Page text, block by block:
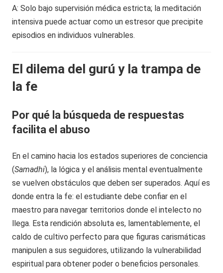
A: Solo bajo supervisión médica estricta; la meditación
intensiva puede actuar como un estresor que precipite
episodios en individuos vulnerables.
El dilema del gurú y la trampa de
la fe
Por qué la búsqueda de respuestas
facilita el abuso
En el camino hacia los estados superiores de conciencia
(Samadhi), la lógica y el análisis mental eventualmente
se vuelven obstáculos que deben ser superados. Aquí es
donde entra la fe: el estudiante debe confiar en el
maestro para navegar territorios donde el intelecto no
llega. Esta rendición absoluta es, lamentablemente, el
caldo de cultivo perfecto para que figuras carismáticas
manipulen a sus seguidores, utilizando la vulnerabilidad
espiritual para obtener poder o beneficios personales.